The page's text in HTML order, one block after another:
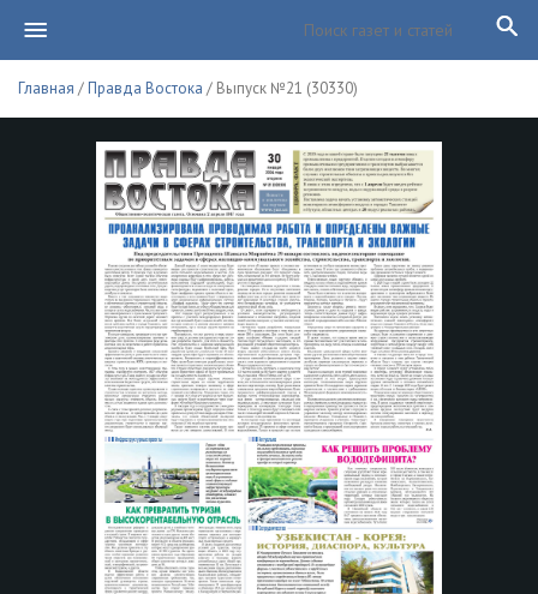
Главная /Правда Востока / Выпуск №21 (30330)